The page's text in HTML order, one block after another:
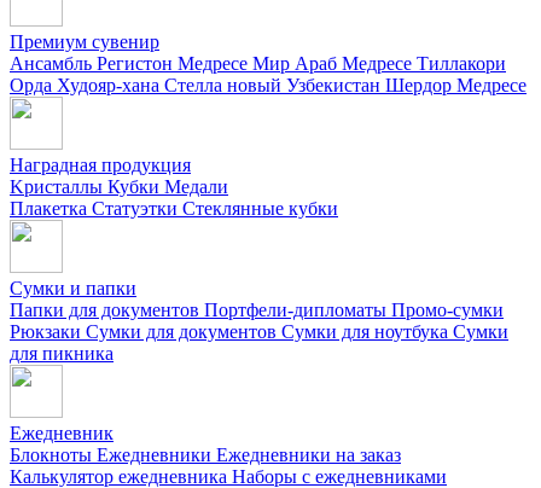
Премиум сувенир
Ансамбль Регистон Медресе Мир Араб Медресе Тиллакори
Орда Худояр-хана Стелла новый Узбекистан Шердор Медресе
Наградная продукция
Kристаллы Кубки Медали
Плакетка Статуэтки Стеклянные кубки
Сумки и папки
Папки для документов Портфели-дипломаты Промо-сумки
Рюкзаки Сумки для документов Сумки для ноутбука Сумки
для пикника
Ежедневник
Блокноты Ежедневники Ежедневники на заказ
Калькулятор ежедневника Наборы с ежедневниками